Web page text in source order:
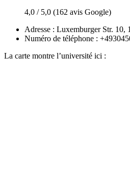
4,0 / 5,0 (162 avis Google)
Adresse : Luxemburger Str. 10,
Numéro de téléphone :
La carte montre l’université ici :